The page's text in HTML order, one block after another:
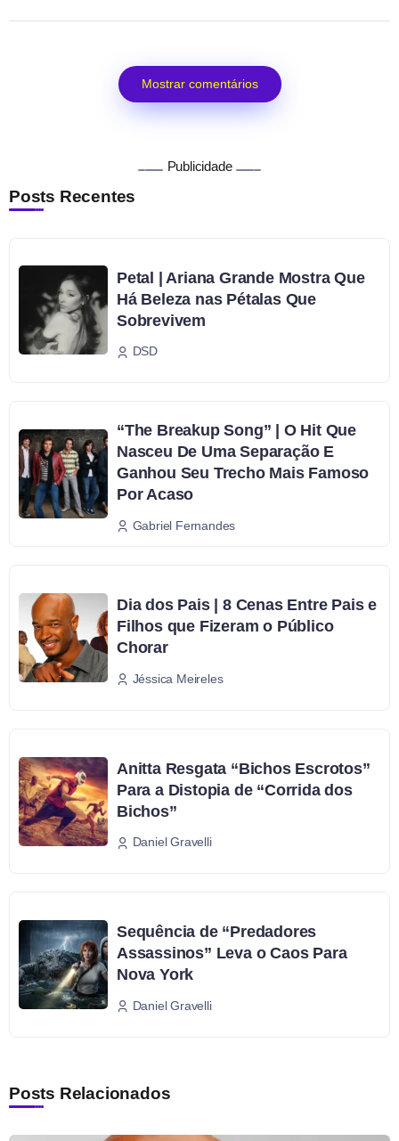
Mostrar comentários
Publicidade
Posts Recentes
Petal | Ariana Grande Mostra Que
Há Beleza nas Pétalas Que
Sobrevivem
DSD
“The Breakup Song” | O Hit Que
Nasceu De Uma Separação E
Ganhou Seu Trecho Mais Famoso
Por Acaso
Gabriel Fernandes
Dia dos Pais | 8 Cenas Entre Pais e
Filhos que Fizeram o Público
Chorar
Jéssica Meireles
Anitta Resgata “Bichos Escrotos”
Para a Distopia de “Corrida dos
Bichos”
Daniel Gravelli
Sequência de “Predadores
Assassinos” Leva o Caos Para
Nova York
Daniel Gravelli
Posts Relacionados